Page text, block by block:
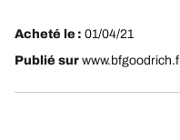
Acheté le : 01/04/21
Publié sur